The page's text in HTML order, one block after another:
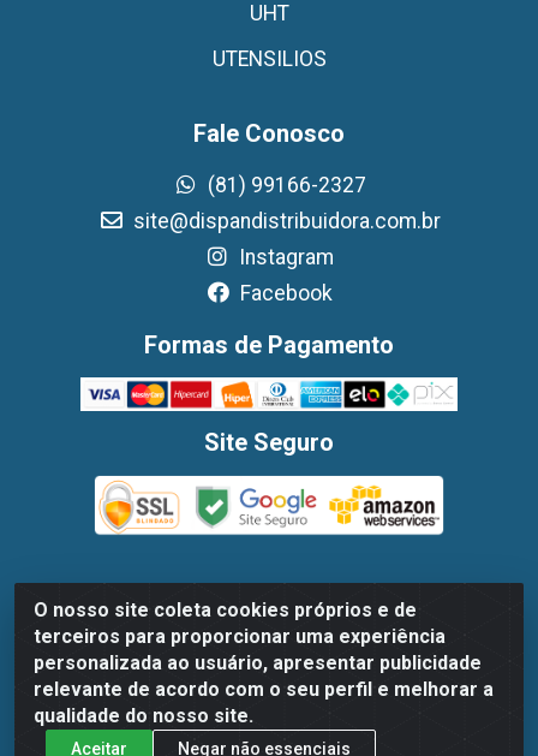
O nosso site coleta cookies próprios e de
terceiros para proporcionar uma experiência
personalizada ao usuário, apresentar publicidade
relevante de acordo com o seu perfil e melhorar a
qualidade do nosso site.
Aceitar Negar não essenciais
UHT
UTENSILIOS
Fale Conosco
(81) 99166-2327
site@dispandistribuidora.com.br
Instagram
Facebook
Formas de Pagamento
Site Seguro
Dispan Distribuidora de Alimentos LTDA - Avenida Marechal
Mascarenhas De Moraes, 1048- Imbiribeira, Recife/PE - CEP
51.170-000 - CNPJ 30.779.584/0003-78